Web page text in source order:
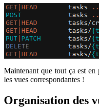
Maintenant que tout ça est en
les vues correspondantes !
Organisation des